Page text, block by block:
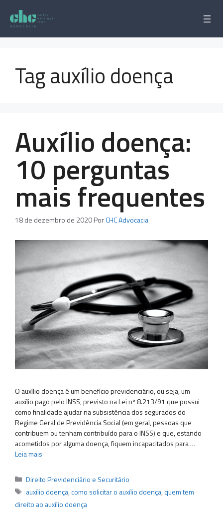
para
conteúdo
Tag auxílio doença
Auxílio doença:
10 perguntas
mais frequentes
18 de dezembro de 2020PorCHC Advocacia
O auxílio doença é um benefício previdenciário, ou seja, um
auxílio pago pelo INSS, previsto na Lei nº 8.213/91 que possui
como finalidade ajudar na subsistência dos segurados do
Regime Geral de Previdência Social (em geral, pessoas que
contribuem ou tenham contribuído para o INSS) e que, estando
acometidos por alguma doença, fiquem incapacitados para …
Leia mais
Categorias
Direito Previdenciário e Securitário
Tags
auxílio doença,como solicitar o auxílio doença,quem tem
direito ao auxílio doença